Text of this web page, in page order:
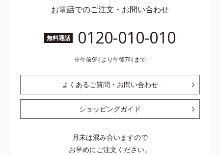
お電話でのご注文・お問い合わせ
無料通話 0120-010-010
午前9時より午後7時まで
よくあるご質問・お問い合わせ
ショッピングガイド
月末は混み合いますので
お早めにご注文ください。